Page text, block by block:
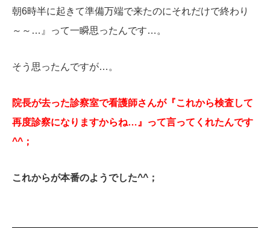
朝6時半に起きて準備万端で来たのにそれだけで終わり
～～…』って一瞬思ったんです…。
そう思ったんですが…。
院長が去った診察室で看護師さんが『これから検査して
再度診察になりますからね…』って言ってくれたんです
^^；
これからが本番のようでした^^；